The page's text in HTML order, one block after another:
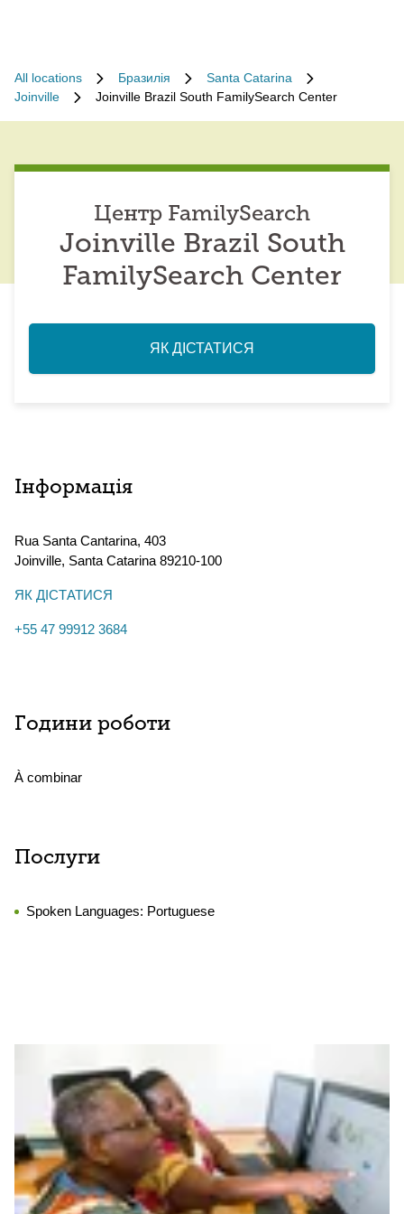
All locations Бразилія
Santa Catarina
Joinville
Joinville Brazil South FamilySearch Center
Центр FamilySearch
Joinville Brazil South
FamilySearch Center
ЯК ДІСТАТИСЯ
Інформація
Rua Santa Cantarina, 403
Joinville, Santa Catarina 89210-100
ЯК ДІСТАТИСЯ
+55 47 99912 3684
Години роботи
À combinar
Послуги
Spoken Languages: Portuguese